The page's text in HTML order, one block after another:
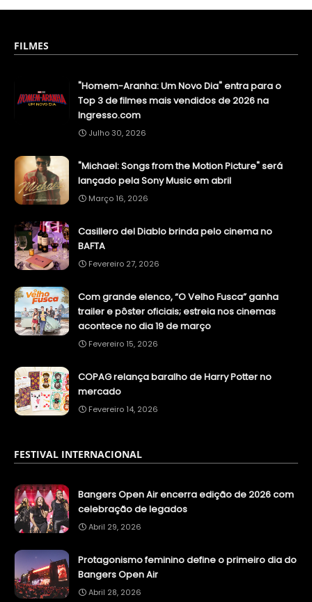
FILMES
"Homem-Aranha: Um Novo Dia" entra para o
Top 3 de filmes mais vendidos de 2026 na
Ingresso.com
Julho 30, 2026
"Michael: Songs from the Motion Picture" será
lançado pela Sony Music em abril
Março 16, 2026
Casillero del Diablo brinda pelo cinema no
BAFTA
Fevereiro 27, 2026
Com grande elenco, “O Velho Fusca” ganha
trailer e pôster oficiais; estreia nos cinemas
acontece no dia 19 de março
Fevereiro 15, 2026
COPAG relança baralho de Harry Potter no
mercado
Fevereiro 14, 2026
FESTIVAL INTERNACIONAL
Bangers Open Air encerra edição de 2026 com
celebração de legados
Abril 29, 2026
Protagonismo feminino define o primeiro dia do
Bangers Open Air
Abril 28, 2026